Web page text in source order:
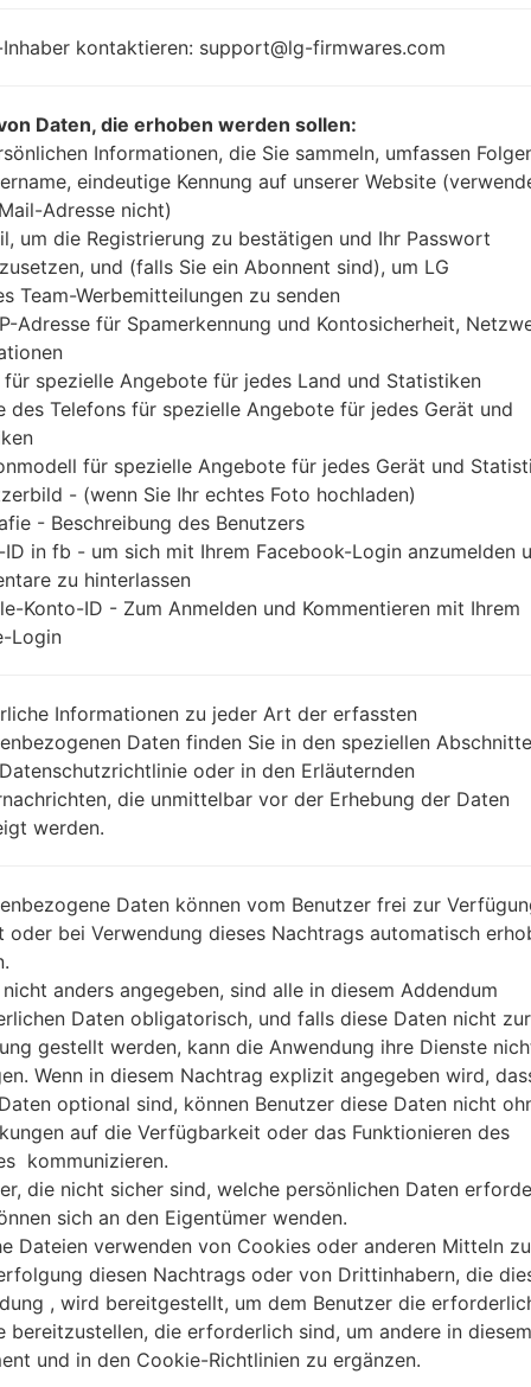
A53 & 4x1.0GHz
Cortex-A53
3GB
Mirror
Buy accessories on
Startseite →Serie →LG Q Stylus →LGQ710EM
kontaktieren: support@lg-firmwares.com
Daten, die erhoben werden sollen:
Informationen, die Sie sammeln, umfassen
eindeutige Kennung auf unserer Website
Adresse nicht)
um die Registrierung zu bestätigen und Ihr Passwort
und (falls Sie ein Abonnent sind), um LG
Team-Werbemitteilungen zu senden
Adresse für Spamerkennung und Kontosicherheit,
für spezielle Angebote für jedes Land und Statistiken
des Telefons für spezielle Angebote für jedes Gerät und
für spezielle Angebote für jedes Gerät und
- (wenn Sie Ihr echtes Foto hochladen)
- Beschreibung des Benutzers
ID in fb - um sich mit Ihrem Facebook-Login anzumelden
zu hinterlassen
Konto-ID - Zum Anmelden und Kommentieren mit Ihrem
Login
Informationen zu jeder Art der erfassten
Daten finden Sie in den speziellen
oder in den Erläuternden
die unmittelbar vor der Erhebung der Daten
werden.
Daten können vom Benutzer frei zur
oder bei Verwendung dieses Nachtrags automatisch
anders angegeben, sind alle in diesem Addendum
Daten obligatorisch, und falls diese Daten nicht zur
gestellt werden, kann die Anwendung ihre Dienste
Wenn in diesem Nachtrag explizit angegeben wird,
optional sind, können Benutzer diese Daten nicht
auf die Verfügbarkeit oder das Funktionieren des
kommunizieren.
die nicht sicher sind, welche persönlichen Daten
sich an den Eigentümer wenden.
Dateien verwenden von Cookies oder anderen Mitteln
diesen Nachtrags oder von Drittinhabern, die
, wird bereitgestellt, um dem Benutzer die
bereitzustellen, die erforderlich sind, um andere in diesem
und in den Cookie-Richtlinien zu ergänzen.